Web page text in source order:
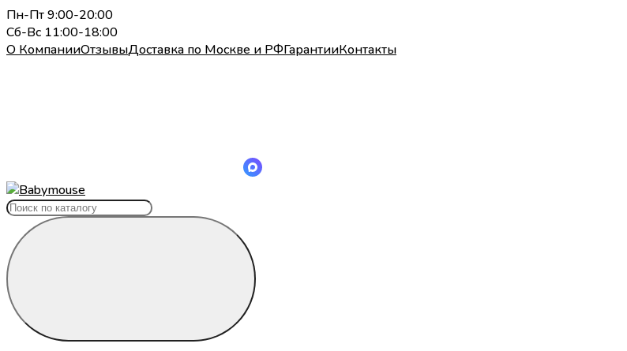
Пн-Пт 9:00-20:00
Сб-Вс 11:00-18:00
О КомпанииОтзывыДоставка по Москве и РФГарантииКонтакты